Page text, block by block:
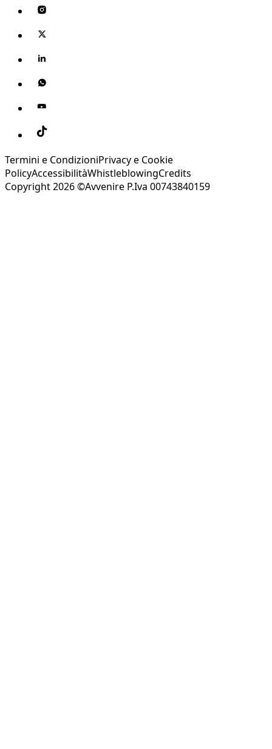
Termini e CondizioniPrivacy e Cookie
PolicyAccessibilitàWhistleblowingCredits
Copyright 2026 ©Avvenire P.Iva 00743840159